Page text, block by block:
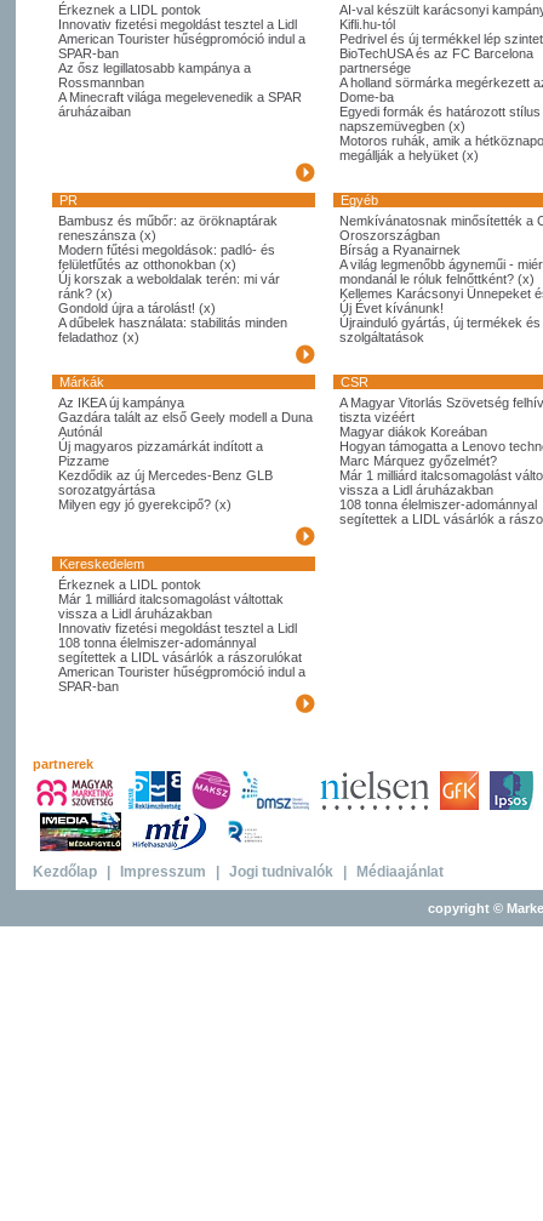
Érkeznek a LIDL pontok
Innovativ fizetési megoldást tesztel a Lidl
American Tourister hűségpromóció indul a
SPAR-ban
Az ősz legillatosabb kampánya a
Rossmannban
A Minecraft világa megelevenedik a SPAR
áruházaiban
AI-val készült karácsonyi
Kifli.hu-tól
Pedrivel és új termékkel lép
BioTechUSA és az FC Barcelona
partnersége
A holland sörmárka megérkezett
Dome-ba
Egyedi formák és határozott
napszemüvegben (x)
Motoros ruhák, amik a
megállják a helyüket (x)
PR
Egyéb
Bambusz és műbőr: az öröknaptárak
reneszánsza (x)
Modern fűtési megoldások: padló- és
felületfűtés az otthonokban (x)
Új korszak a weboldalak terén: mi vár
ránk? (x)
Gondold újra a tárolást! (x)
A dűbelek használata: stabilitás minden
feladathoz (x)
Nemkívánatosnak minősítették a
Oroszországban
Bírság a Ryanairnek
A világ legmenőbb ágyneműi -
mondanál le róluk felnőttként? (x)
Kellemes Karácsonyi Ünnepeket
Új Évet kívánunk!
Újrainduló gyártás, új termékek és
szolgáltatások
Márkák
CSR
Az IKEA új kampánya
Gazdára talált az első Geely modell a Duna
Autónál
Új magyaros pizzamárkát indított a
Pizzame
Kezdődik az új Mercedes-Benz GLB
sorozatgyártása
Milyen egy jó gyerekcipő? (x)
A Magyar Vitorlás Szövetség
tiszta vizéért
Magyar diákok Koreában
Hogyan támogatta a Lenovo
Marc Márquez győzelmét?
Már 1 milliárd italcsomagolást
vissza a Lidl áruházakban
108 tonna élelmiszer-adománnyal
segítettek a LIDL vásárlók a
Kereskedelem
Érkeznek a LIDL pontok
Már 1 milliárd italcsomagolást váltottak
vissza a Lidl áruházakban
Innovativ fizetési megoldást tesztel a Lidl
108 tonna élelmiszer-adománnyal
segítettek a LIDL vásárlók a rászorulókat
American Tourister hűségpromóció indul a
SPAR-ban
partnerek
Kezdőlap Impresszum Jogi tudnivalók Médiaajánlat
copyright ©